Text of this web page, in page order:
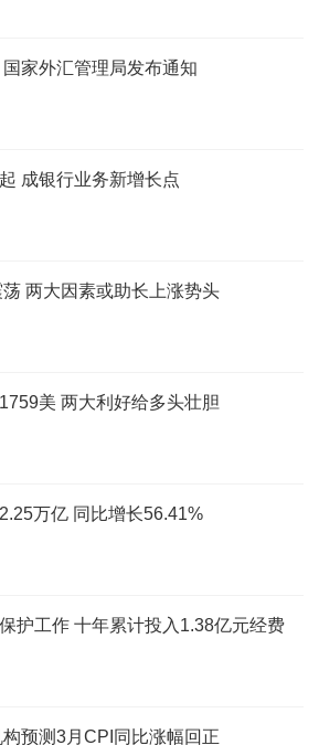
家外汇管理局发布通知
成银行业务新增长点
两大因素或助长上涨势头
美 两大利好给多头壮胆
万亿 同比增长56.41%
护工作 十年累计投入1.38亿元经费
预测3月CPI同比涨幅回正